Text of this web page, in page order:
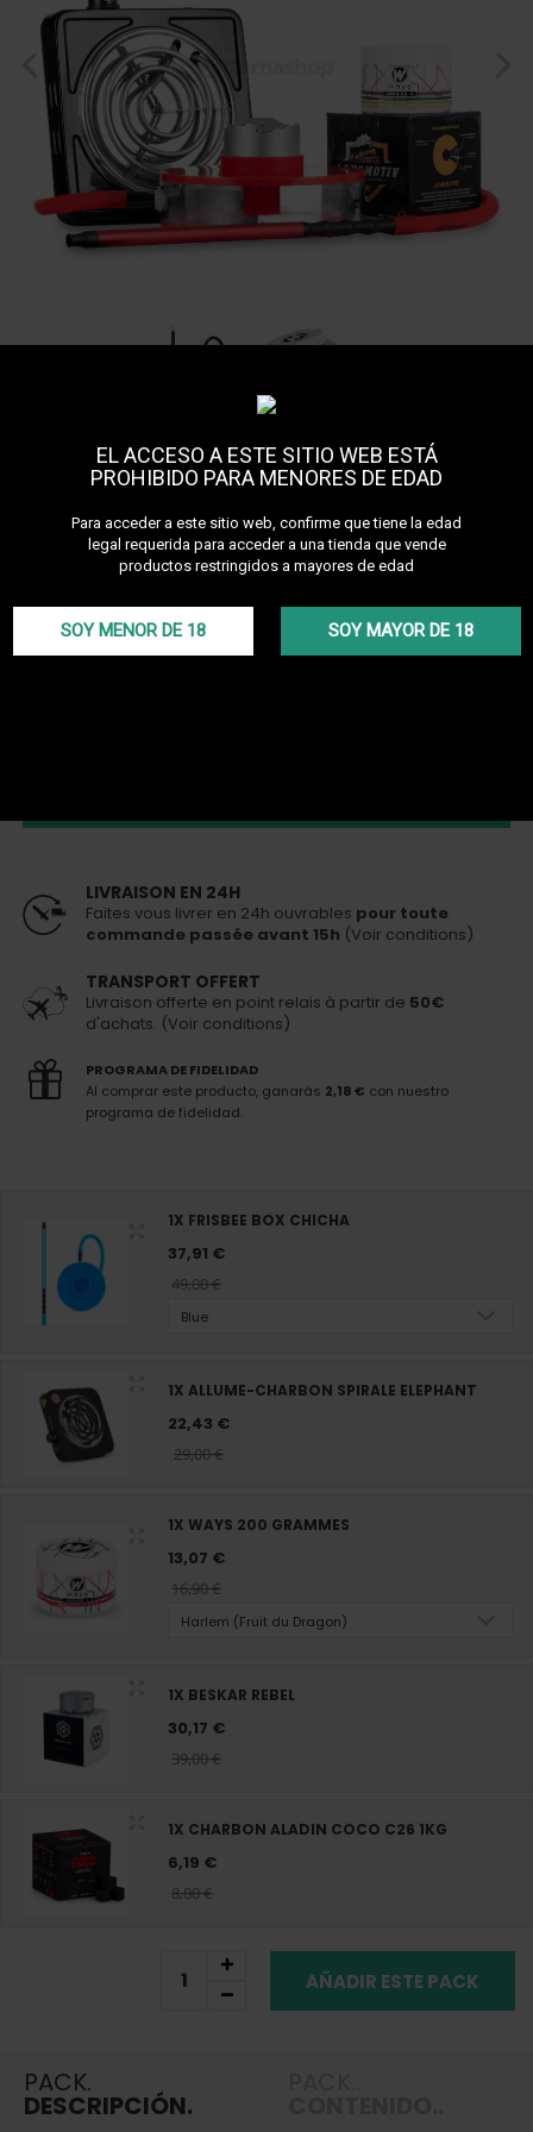
EL ACCESO A ESTE SITIO WEB ESTÁ
PROHIBIDO PARA MENORES DE EDAD
Para acceder a este sitio web, confirme que tiene la edad
legal requerida para acceder a una tienda que vende
productos restringidos a mayores de edad
SOY MENOR DE 18 SOY MAYOR DE 18
Pack Frisbee Box
El Pack Frisbee Box incluye una shisha compacta y robusta, un
tabamel sin tabaco Ways. Ideal para una experiencia de shisha
innovadora y portátil, este pack ofrece rendimiento, rapidez de
LIVRAISON EN 24H
Faites vous livrer en 24h ouvrables pour toute
commande passée avant 15h (Voir conditions)
TRANSPORT OFFERT
Livraison offerte en point relais à partir de 50€
d'achats. (Voir conditions)
PROGRAMA DE FIDELIDAD
Al comprar este producto, ganarás 2,18 € con nuestro
programa de fidelidad.
1X FRISBEE BOX CHICHA
37,91 €
49,00 €
Blue
1X ALLUME-CHARBON SPIRALE ELEPHANT
22,43 €
29,00 €
1X WAYS 200 GRAMMES
13,07 €
16,90 €
Harlem (Fruit du Dragon)
1X BESKAR REBEL
30,17 €
39,00 €
1X CHARBON ALADIN COCO C26 1KG
6,19 €
8,00 €
AÑADIR ESTE PACK
PACK.
DESCRIPCIÓN.